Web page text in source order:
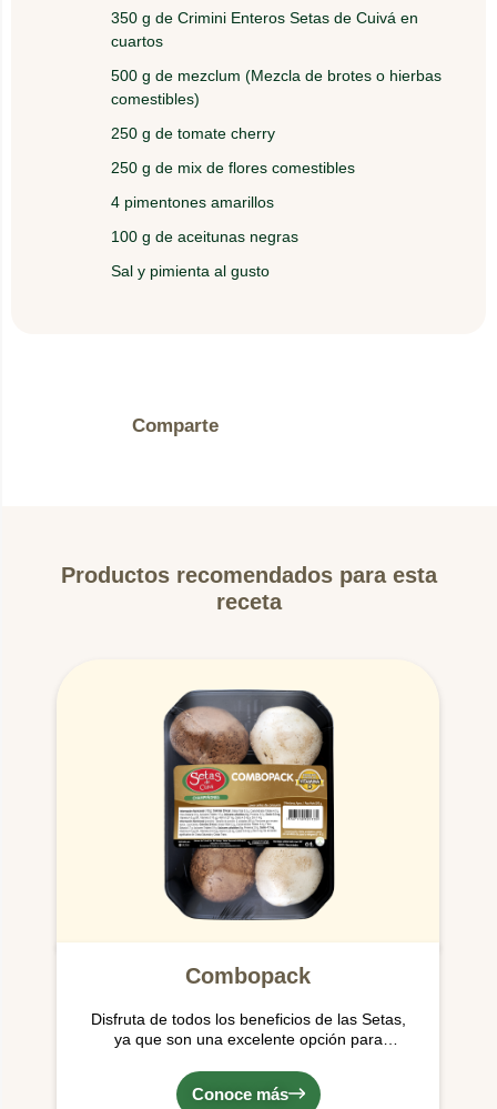
350 g de Crimini Enteros Setas de Cuivá en
cuartos
500 g de mezclum (Mezcla de brotes o hierbas
comestibles)
250 g de tomate cherry
250 g de mix de flores comestibles
4 pimentones amarillos
100 g de aceitunas negras
Sal y pimienta al gusto
Descalibar el pimentón (ahumar a fuego directo el
pimentón para retirar la piel). Se corta en julianas
y se marina con el azúcar y el limón.
En una ensaladera o bowl profundo mezclar todos
escalibado.
Comparte
Productos recomendados para esta
receta
Combopack
Disfruta de todos los beneficios de las Setas,
ya que son una excelente opción para
vitaminas y minerales y su bajo aporte de
calorías y grasas.
Conoce más